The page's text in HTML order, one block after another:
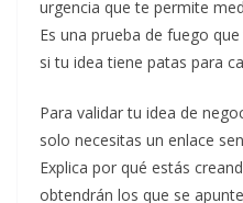
urgencia que te permite
Es una prueba de fuego
si tu idea tiene patas para
Para validar tu idea de
solo necesitas un enlace
Explica por qué estás
obtendrán los que se